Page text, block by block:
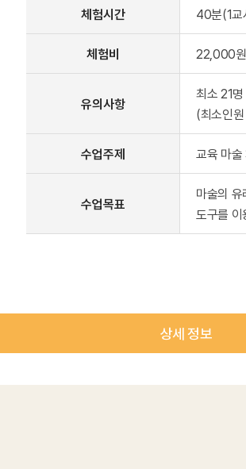
체험시간 40분(1교
체험비 22,000원
유의사항
최소 21
(최소인
수업주제 교육 마술
수업목표
마술의
도구를 이
상세 정보